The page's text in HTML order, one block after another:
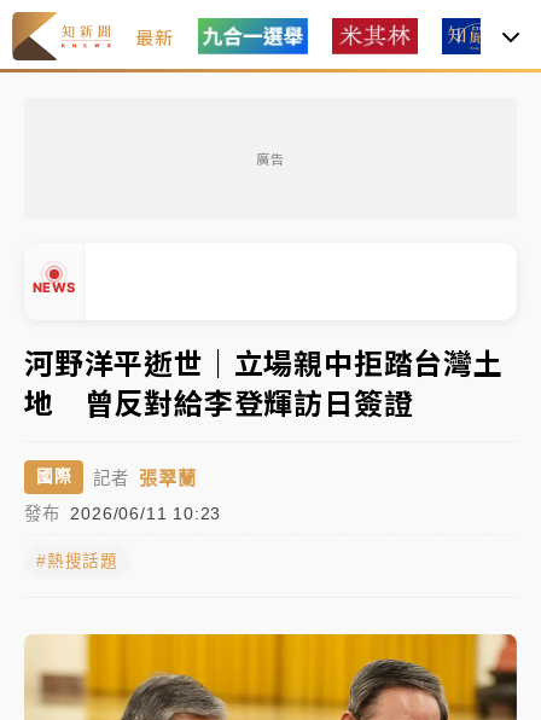
最新
廣告
NEWS
中信慈善基金會想增加董事人數！辜仲諒向法院聲請遭
駁 理由曝光
故宮《龍藏經》特展第2檔！今線上預約開賣一度塞車
周六起展出延長至晚上7時
台東農業處長涉圖利渡假村！東檢抗告成功 今重開羈
父親節泡湯了！中颱白海豚雨彈轟3天 「紅到發紫」降
雨熱區曝
暑假過三周才推「E宿新北打卡趣」！抽獎程序複雜 觀
旅局回應了
河野洋平逝世｜立場親中拒踏台灣土
地 曾反對給李登輝訪日簽證
國際 記者 張翠蘭
發布 2026/06/11 10:23
#熱搜話題